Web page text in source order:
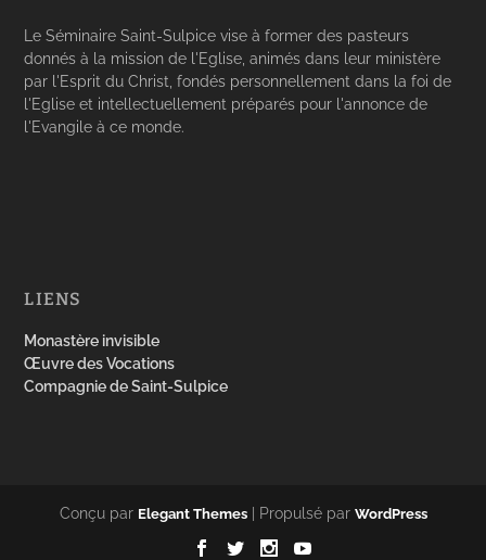
Le Séminaire Saint-Sulpice vise à former des pasteurs
donnés à la mission de l'Eglise, animés dans leur ministère
par l'Esprit du Christ, fondés personnellement dans la foi de
l'Eglise et intellectuellement préparés pour l'annonce de
l'Evangile à ce monde.
LIENS
Monastère invisible
Œuvre des Vocations
Compagnie de Saint-Sulpice
Conçu par Elegant Themes| Propulsé par WordPress